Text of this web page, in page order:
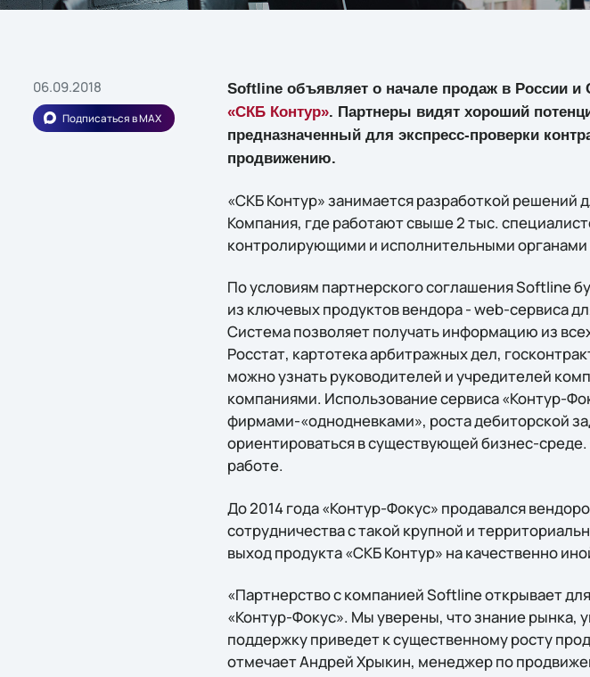
06.09.2018
Подписаться в MAX
Softline объявляет о начале продаж в России и
«СКБ Контур». Партнеры видят хороший
предназначенный для экспресс-проверки
продвижению.
«СКБ Контур» занимается разработкой решений
Компания, где работают свыше 2 тыс.
контролирующими и исполнительными органами
По условиям партнерского соглашения Softline
из ключевых продуктов вендора - web-сервиса
Система позволяет получать информацию из
Росстат, картотека арбитражных дел,
можно узнать руководителей и учредителей
компаниями. Использование cервиса «Контур-
фирмами-«однодневками», роста дебиторской
ориентироваться в существующей бизнес-
работе.
До 2014 года «Контур-Фокус» продавался
сотрудничества с такой крупной и
выход продукта «СКБ Контур» на качественно
«Партнерство с компанией Softline открывает
«Контур-Фокус». Мы уверены, что знание
поддержку приведет к существенному росту
отмечает Андрей Хрыкин, менеджер по